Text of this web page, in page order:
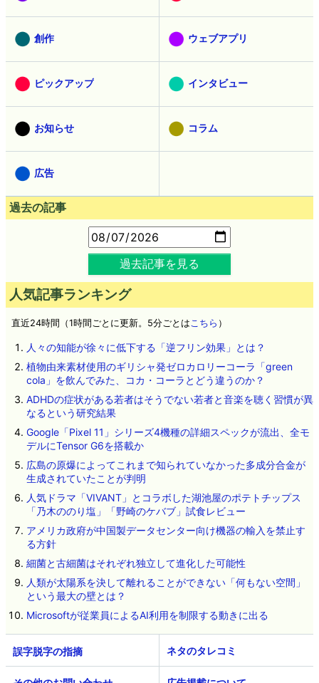
創作 ウェブアプリ
ピックアップ インタビュー
お知らせ コラム
広告
過去の記事
過去記事を見る
人気記事ランキング
直近24時間（1時間ごとに更新。5分ごとは こちら ）
人々の知能が徐々に低下する「逆フリン効果」とは？
植物由来素材使用のギリシャ発ゼロカロリーコーラ「green
cola」を飲んでみた、コカ・コーラとどう違うのか？
ADHDの症状がある若者はそうでない若者と音楽を聴く習慣が異
なるという研究結果
Google「Pixel 11」シリーズ4機種の詳細スペックが流出、全モ
デルにTensor G6を搭載か
広島の原爆によってこれまで知られていなかった多成分合金が
生成されていたことが判明
人気ドラマ「VIVANT」とコラボした湖池屋のポテトチップス
「乃木ののり塩」「野崎のケバブ」試食レビュー
アメリカ政府が中国製データセンター向け機器の輸入を禁止す
る方針
細菌と古細菌はそれぞれ独立して進化した可能性
人類が太陽系を決して離れることができない「何もない空間」
という最大の壁とは？
Microsoftが従業員によるAI利用を制限する動きに出る
ネタのタレコミ